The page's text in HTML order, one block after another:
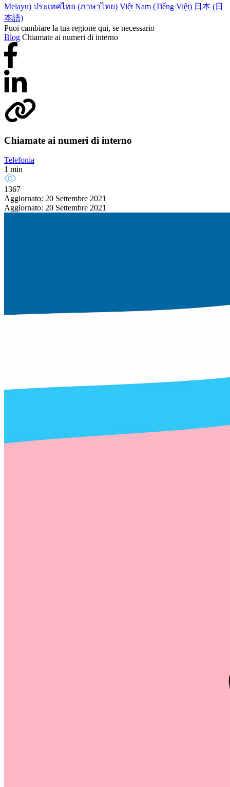
Melayu) ประเทศไทย (ภาษาไทย) Việt Nam (Tiếng Việt) 日本 (日
本語)
Puoi cambiare la tua regione qui, se necessario
Blog Chiamate ai numeri di interno
Chiamate ai numeri di interno
Telefonia
1 min
1367
Aggiornato: 20 Settembre 2021
Aggiornato: 20 Settembre 2021